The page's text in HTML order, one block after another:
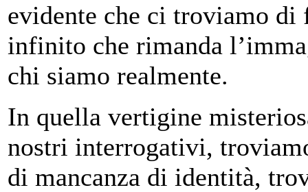
evidente che ci troviamo di
infinito che rimanda
chi siamo realmente.
In quella vertigine
nostri interrogativi,
di mancanza di identità,